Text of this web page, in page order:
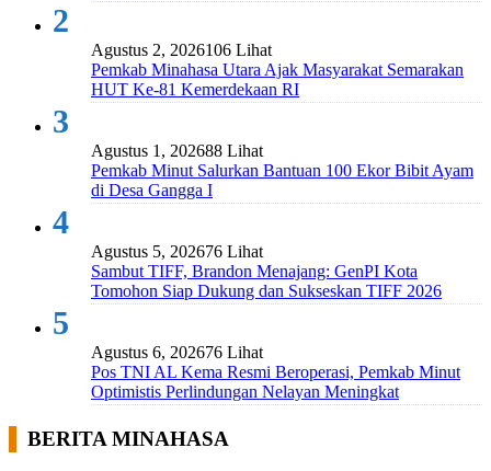
2
Agustus 2, 2026106 Lihat
Pemkab Minahasa Utara Ajak Masyarakat Semarakan
HUT Ke-81 Kemerdekaan RI
3
Agustus 1, 202688 Lihat
Pemkab Minut Salurkan Bantuan 100 Ekor Bibit Ayam
di Desa Gangga I
4
Agustus 5, 202676 Lihat
Sambut TIFF, Brandon Menajang: ​GenPI Kota
Tomohon Siap Dukung dan Sukseskan TIFF 2026
5
Agustus 6, 202676 Lihat
Pos TNI AL Kema Resmi Beroperasi, Pemkab Minut
Optimistis Perlindungan Nelayan Meningkat
BERITA MINAHASA